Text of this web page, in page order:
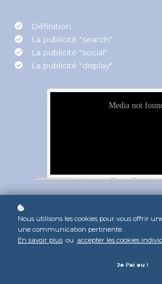
Définition
La publicité "search"
La publicité "social"
La publicité "display"
S'inscrire
Nous utilisons les cookies pour vous offrir
une communication pertinente.
En savoir plus ou accepter les cookies
Je l'ai eu !